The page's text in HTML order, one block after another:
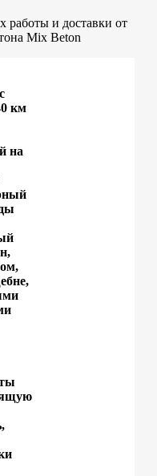
работы и доставки от
Mix Beton
км
на